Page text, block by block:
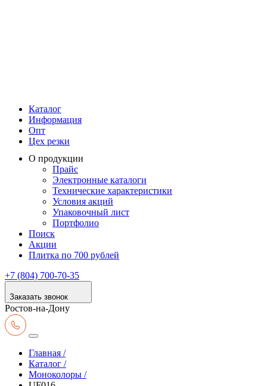
Каталог
Информация
Опт
Цех резки
О продукции
Прайс
Электронные каталоги
Технические характеристики
Условия акций
Упаковочный лист
Портфолио
Поиск
Акции
Плитка по 700 рублей
+7 (804) 700-70-35
Заказать звонок
Ростов-на-Дону
Главная /
Каталог /
Моноколоры /